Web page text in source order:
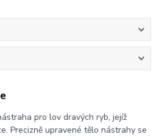
pro lov dravých ryb, jejíž
Precizně upravené tělo nástrahy se